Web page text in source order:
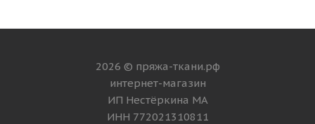
2026 © пряжа-ткани.рф
интернет-магазин
ИП Нестёркина МА
ИНН 772021310811